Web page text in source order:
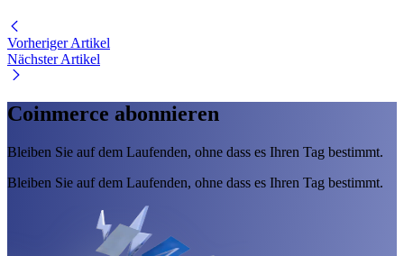
Vorheriger Artikel
Nächster Artikel
Coinmerce abonnieren
Bleiben Sie auf dem Laufenden, ohne dass es Ihren Tag bestimmt.
Bleiben Sie auf dem Laufenden, ohne dass es Ihren Tag bestimmt.